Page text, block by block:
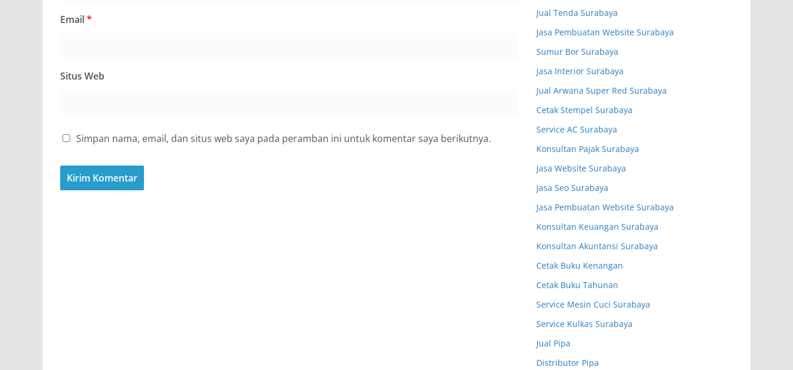
Email*
Situs Web
Simpan nama, email, dan situs web saya pada peramban ini untuk komentar saya berikutnya.
Jual Tenda Surabaya
Jasa Pembuatan Website Surabaya
Sumur Bor Surabaya
Jasa Interior Surabaya
Jual Arwana Super Red Surabaya
Cetak Stempel Surabaya
Service AC Surabaya
Konsultan Pajak Surabaya
Jasa Website Surabaya
Jasa Seo Surabaya
Jasa Pembuatan Website Surabaya
Konsultan Keuangan Surabaya
Konsultan Akuntansi Surabaya
Cetak Buku Kenangan
Cetak Buku Tahunan
Service Mesin Cuci Surabaya
Service Kulkas Surabaya
Jual Pipa
Distributor Pipa